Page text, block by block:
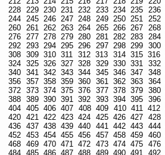
228 229 230 231 232 233 234 235 236
244 245 246 247 248 249 250 251 252
260 261 262 263 264 265 266 267 268
276 277 278 279 280 281 282 283 284
292 293 294 295 296 297 298 299 300
308 309 310 311 312 313 314 315 316
324 325 326 327 328 329 330 331 332
340 341 342 343 344 345 346 347 348
356 357 358 359 360 361 362 363 364
372 373 374 375 376 377 378 379 380
388 389 390 391 392 393 394 395 396
404 405 406 407 408 409 410 411 412
420 421 422 423 424 425 426 427 428
436 437 438 439 440 441 442 443 444
452 453 454 455 456 457 458 459 460
468 469 470 471 472 473 474 475 476
484 485 486 487 488 489 490 491 492